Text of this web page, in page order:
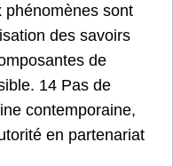
phénomènes sont
des savoirs
de
14 Pas de
contemporaine,
en partenariat